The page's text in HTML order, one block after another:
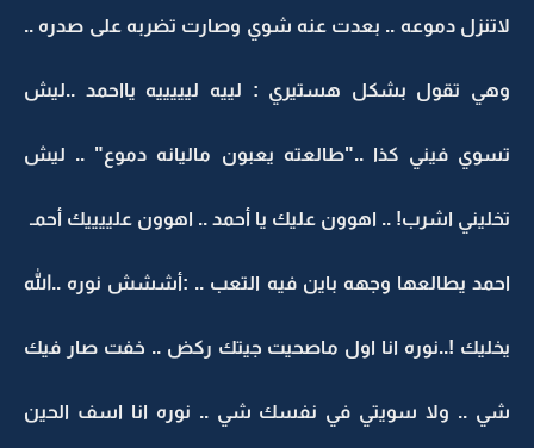
لاتنزل دموعه .. بعدت عنه شوي وصارت تضربه على صدره ..
وهي تقول بشكل هستيري : لييه ليييييه يااحمد ..ليش
تسوي فيني كذا .."طالعته يعبون ماليانه دموع" .. ليش
تخليني اشرب! .. اهوون عليك يا أحمد .. اهوون علييييك أحمـ
احمد يطالعها وجهه باين فيه التعب .. :أششش نوره ..الله
يخليك !..نوره انا اول ماصحيت جيتك ركض .. خفت صار فيك
شي .. ولا سويتي في نفسك شي .. نوره انا اسف الحين